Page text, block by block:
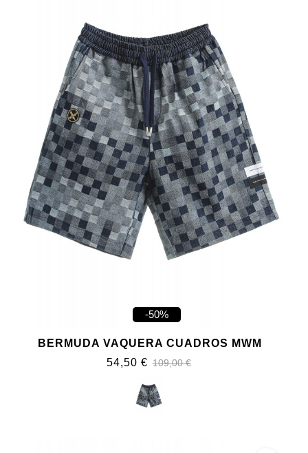
-50%
BERMUDA VAQUERA CUADROS MWM
54,50 € 109,00 €